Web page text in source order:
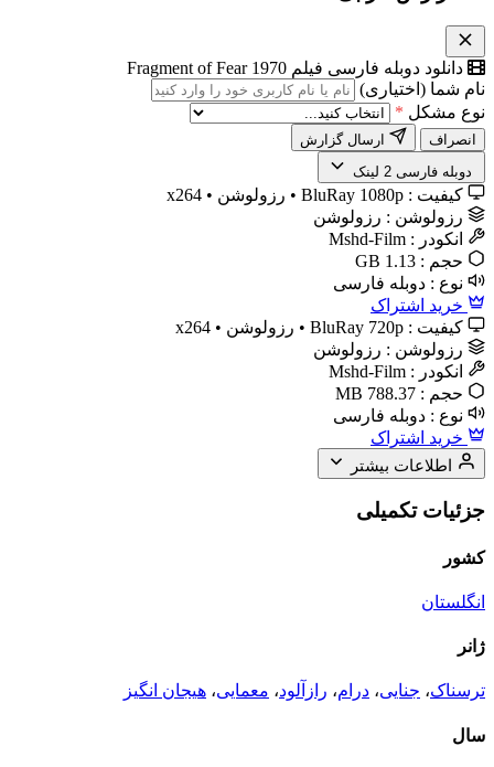
دانلود دوبله فارسی فیلم Fragment of Fear 1970
نام شما (اختیاری)
نوع مشکل *
انصراف
️ دوبله فارسی 2 لینک
کیفیت : BluRay 1080p • رزولوشن • x264
رزولوشن : رزولوشن
انکودر : Mshd-Film
حجم : 1.13 GB
نوع : دوبله فارسی
خرید اشتراک
کیفیت : BluRay 720p • رزولوشن • x264
رزولوشن : رزولوشن
انکودر : Mshd-Film
حجم : 788.37 MB
نوع : دوبله فارسی
خرید اشتراک
اطلاعات بیشتر
جزئیات تکمیلی
کشور
انگلستان
ژانر
ترسناک، جنایی، درام، رازآلود، معمایی، هیجان انگیز
سال